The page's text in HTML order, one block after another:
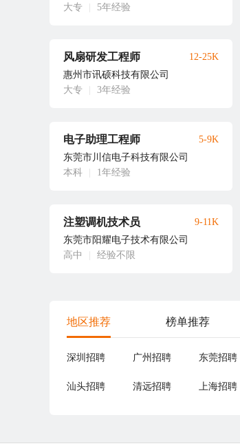
大专
5年经验
风扇研发工程师
惠州市讯硕科技有限公司
大专
3年经验
12-25K
电子助理工程师
东莞市川信电子科技有限公司
本科
1年经验
5-9K
注塑调机技术员
东莞市阳耀电子技术有限公司
高中
经验不限
9-11K
地区推荐 榜单推荐
深圳招聘 广州招聘 东莞招聘
汕头招聘 清远招聘 上海招聘